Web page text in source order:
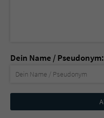
Dein Name / Pseudonym:
Nicht
ausfüllen!